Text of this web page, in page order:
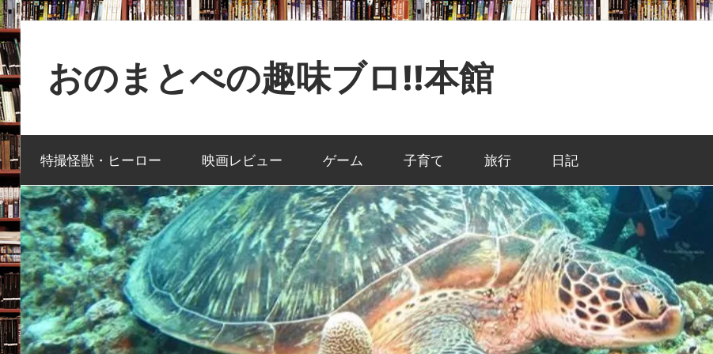
コ
ン
テ
ン
ツ
へ
ス
キ
ッ
プ
おのまとぺの趣味ブロ!!本館
撮
と
か
映
画
と
か
ゲ
ー
ム
特撮怪獣・ヒーロー 映画レビュー ゲーム 子育て 旅行 日記